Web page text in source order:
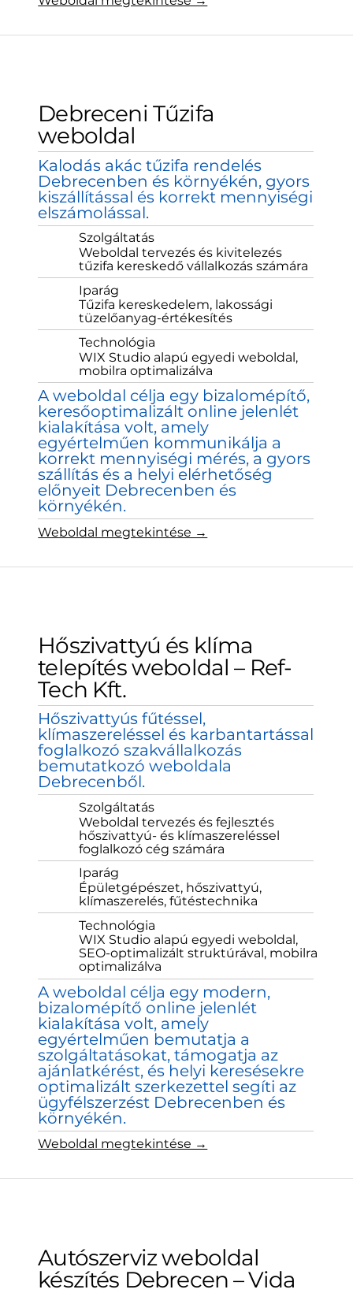
Debreceni Tűzifa
weboldal
Kalodás akác tűzifa rendelés
Debrecenben és környékén, gyors
kiszállítással és korrekt mennyiségi
elszámolással.
Szolgáltatás
Weboldal tervezés és kivitelezés
tűzifa kereskedő vállalkozás számára
Iparág
Tűzifa kereskedelem, lakossági
tüzelőanyag-értékesítés
Technológia
WIX Studio alapú egyedi weboldal,
mobilra optimalizálva
A weboldal célja egy bizalomépítő,
keresőoptimalizált online jelenlét
kialakítása volt, amely
egyértelműen kommunikálja a
korrekt mennyiségi mérés, a gyors
szállítás és a helyi elérhetőség
előnyeit Debrecenben és
környékén.
Weboldal megtekintése →
Hőszivattyú és klíma
telepítés weboldal – Ref-
Tech Kft.
Hőszivattyús fűtéssel,
klímaszereléssel és karbantartással
foglalkozó szakvállalkozás
bemutatkozó weboldala
Debrecenből.
Szolgáltatás
Weboldal tervezés és fejlesztés
hőszivattyú- és klímaszereléssel
foglalkozó cég számára
Iparág
Épületgépészet, hőszivattyú,
klímaszerelés, fűtéstechnika
Technológia
WIX Studio alapú egyedi weboldal,
SEO-optimalizált struktúrával, mobilra
optimalizálva
A weboldal célja egy modern,
bizalomépítő online jelenlét
kialakítása volt, amely
egyértelműen bemutatja a
szolgáltatásokat, támogatja az
ajánlatkérést, és helyi keresésekre
optimalizált szerkezettel segíti az
ügyfélszerzést Debrecenben és
környékén.
Weboldal megtekintése →
Autószerviz weboldal
készítés Debrecen – Vida